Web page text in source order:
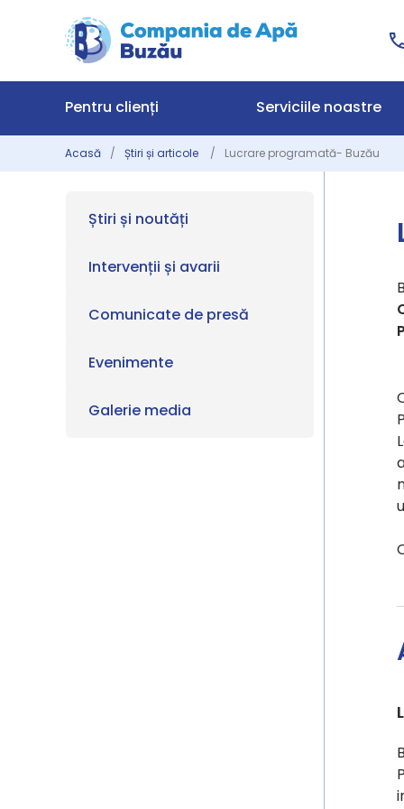
Pentru clienți Serviciile noastre
Acasă Știri și articole Lucrare programată- Buzău
Știri și noutăți
Intervenții și avarii
Comunicate de presă
Evenimente
Galerie media